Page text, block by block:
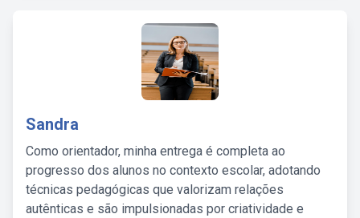
Sandra
Como orientador, minha entrega é completa ao
progresso dos alunos no contexto escolar, adotando
técnicas pedagógicas que valorizam relações
autênticas e são impulsionadas por criatividade e